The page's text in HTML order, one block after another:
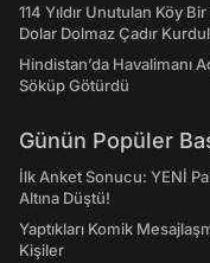
114 Yıldır Unutulan Köy
Dolar Dolmaz Çadır
Hindistan’da Havalimanı
Söküp Götürdü
Günün Popüler
İlk Anket Sonucu: YENİ
Altına Düştü!
Yaptıkları Komik
Kişiler